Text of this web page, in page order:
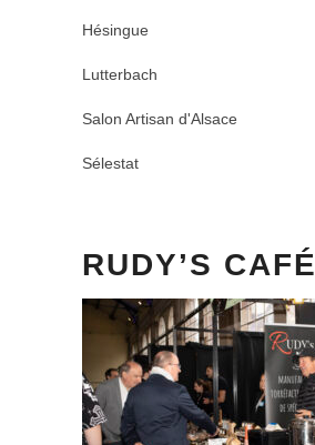
Hésingue
Lutterbach
Salon Artisan d'Alsace
Sélestat
RUDY’S CAFÉ